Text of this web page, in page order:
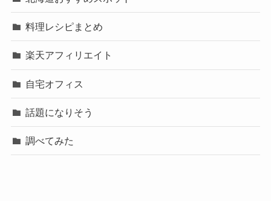
料理レシピまとめ
楽天アフィリエイト
自宅オフィス
話題になりそう
調べてみた